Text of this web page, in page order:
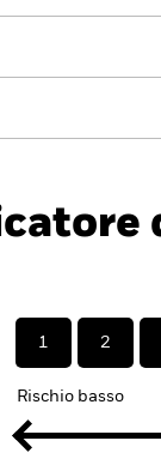
1 2
Rischio basso